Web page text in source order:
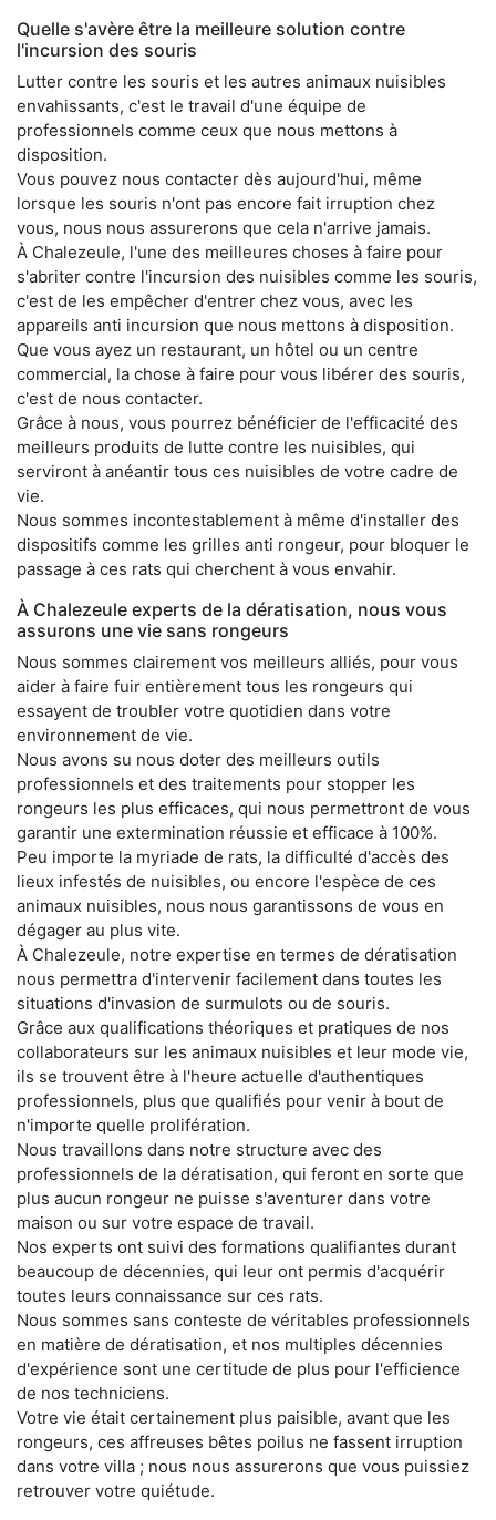
Quelle s'avère être la meilleure solution contre
l'incursion des souris
Lutter contre les souris et les autres animaux nuisibles
envahissants, c'est le travail d'une équipe de
professionnels comme ceux que nous mettons à
disposition.
Vous pouvez nous contacter dès aujourd'hui, même
lorsque les souris n'ont pas encore fait irruption chez
vous, nous nous assurerons que cela n'arrive jamais.
À Chalezeule, l'une des meilleures choses à faire pour
s'abriter contre l'incursion des nuisibles comme les souris,
c'est de les empêcher d'entrer chez vous, avec les
appareils anti incursion que nous mettons à disposition.
Que vous ayez un restaurant, un hôtel ou un centre
commercial, la chose à faire pour vous libérer des souris,
c'est de nous contacter.
Grâce à nous, vous pourrez bénéficier de l'efficacité des
meilleurs produits de lutte contre les nuisibles, qui
serviront à anéantir tous ces nuisibles de votre cadre de
vie.
Nous sommes incontestablement à même d'installer des
dispositifs comme les grilles anti rongeur, pour bloquer le
passage à ces rats qui cherchent à vous envahir.
À Chalezeule experts de la dératisation, nous vous
assurons une vie sans rongeurs
Nous sommes clairement vos meilleurs alliés, pour vous
aider à faire fuir entièrement tous les rongeurs qui
essayent de troubler votre quotidien dans votre
environnement de vie.
Nous avons su nous doter des meilleurs outils
professionnels et des traitements pour stopper les
rongeurs les plus efficaces, qui nous permettront de vous
garantir une extermination réussie et efficace à 100%.
Peu importe la myriade de rats, la difficulté d'accès des
lieux infestés de nuisibles, ou encore l'espèce de ces
animaux nuisibles, nous nous garantissons de vous en
dégager au plus vite.
À Chalezeule, notre expertise en termes de dératisation
nous permettra d'intervenir facilement dans toutes les
situations d'invasion de surmulots ou de souris.
Grâce aux qualifications théoriques et pratiques de nos
collaborateurs sur les animaux nuisibles et leur mode vie,
ils se trouvent être à l'heure actuelle d'authentiques
professionnels, plus que qualifiés pour venir à bout de
n'importe quelle prolifération.
Nous travaillons dans notre structure avec des
professionnels de la dératisation, qui feront en sorte que
plus aucun rongeur ne puisse s'aventurer dans votre
maison ou sur votre espace de travail.
Nos experts ont suivi des formations qualifiantes durant
beaucoup de décennies, qui leur ont permis d'acquérir
toutes leurs connaissance sur ces rats.
Nous sommes sans conteste de véritables professionnels
en matière de dératisation, et nos multiples décennies
d'expérience sont une certitude de plus pour l'efficience
de nos techniciens.
Votre vie était certainement plus paisible, avant que les
rongeurs, ces affreuses bêtes poilus ne fassent irruption
dans votre villa ; nous nous assurerons que vous puissiez
retrouver votre quiétude.